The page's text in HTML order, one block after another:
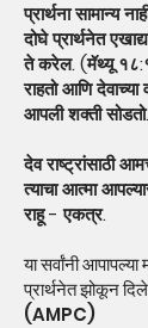
प्रार्थना सामान्य
दोघे प्रार्थनेत
ते करेल. (मॅथ्यू
राहतो आणि
आपली शक्ती सोडतो.
देव राष्ट्रांसाठी
त्याचा आत्मा
राहू - एकत्र.
या सर्वांनी
प्रार्थनेत झोकून
(AMPC)